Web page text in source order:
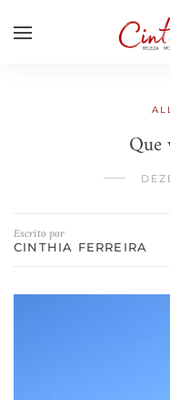
Escrito por
CINTHIA FERREIRA